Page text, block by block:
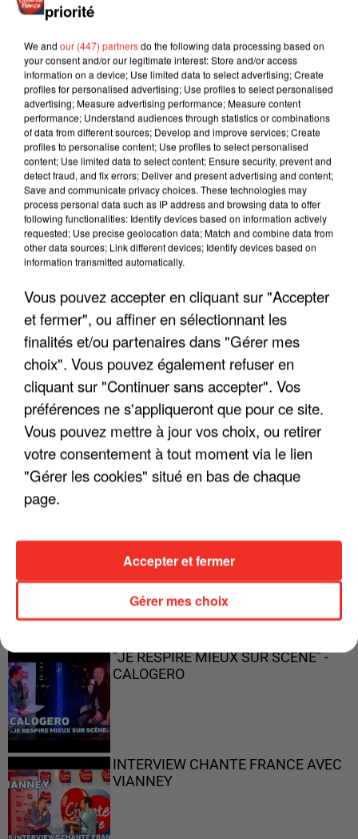
LES INTERVIEWS CHANTE
FRANCE
"JE SUIS À DISPOSITION DES
ENFOIRÉS"
"ON A TOUS LE TRAC"
PARFAITS"
"JE RESPIRE MIEUX SUR SCÈNE" -
CALOGERO
INTERVIEW CHANTE FRANCE AVEC
VIANNEY
priorité
We and our (447) partnersdo the following data processing based on
your consent and/or our legitimate interest: Store and/or access
information on a device; Use limited data to select advertising; Create
profiles for personalised advertising; Use profiles to select personalised
advertising; Measure advertising performance; Measure content
performance; Understand audiences through statistics or combinations
of data from different sources; Develop and improve services; Create
profiles to personalise content; Use profiles to select personalised
content; Use limited data to select content; Ensure security, prevent and
detect fraud, and fix errors; Deliver and present advertising and content;
Save and communicate privacy choices. These technologies may
process personal data such as IP address and browsing data to offer
following functionalities: Identify devices based on information actively
requested; Use precise geolocation data; Match and combine data from
other data sources; Link different devices; Identify devices based on
information transmitted automatically.
Vous pouvez accepter en cliquant sur "Accepter
et fermer", ou affiner en sélectionnant les
finalités et/ou partenaires dans "Gérer mes
choix". Vous pouvez également refuser en
cliquant sur "Continuer sans accepter". Vos
préférences ne s'appliqueront que pour ce site.
Vous pouvez mettre à jour vos choix, ou retirer
votre consentement à tout moment via le lien
"Gérer les cookies" situé en bas de chaque
page.
Gérer mes choix
Accepter et fermer